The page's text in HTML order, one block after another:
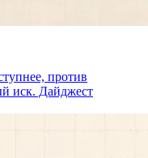
против
иск. Дайджест